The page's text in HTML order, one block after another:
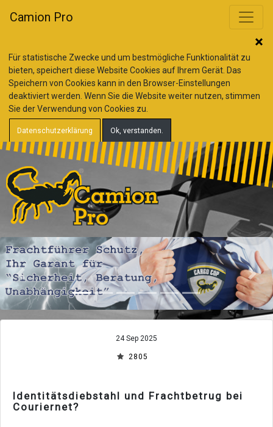
Für statistische Zwecke und um bestmögliche Funktionalität zu
bieten, speichert diese Website Cookies auf Ihrem Gerät. Das
Speichern von Cookies kann in den Browser-Einstellungen
deaktiviert werden. Wenn Sie die Website weiter nutzen, stimmen
Sie der Verwendung von Cookies zu.
Datenschutzerklärung Ok, verstanden.
Camion Pro
Zurück Vor
24 Sep 2025
2805
Identitätsdiebstahl und Frachtbetrug bei
Couriernet?